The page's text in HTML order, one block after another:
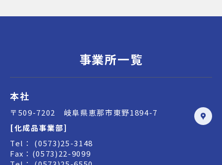
事業所一覧
本社
〒509-7202 岐阜県恵那市東野1894-7
[化成品事業部]
Tel： (0573)25-3148
Fax：(0573)22-9099